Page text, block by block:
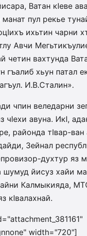
Ватан кIеве
манат пул рекье
ихьтин чарни
Авчи
четин вахтунда
гъалиб хьун патал
И.В.Сталин».
чпин веледарни
чIехи авуна. ИкI,
районда тIвар-ван
Зейнал
духтур яз
шумуд йисуз хайи
Калмыкияда,
кIвалахнай.
width="720"]